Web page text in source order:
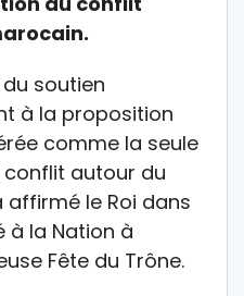
soutien
à la proposition
comme la seule
autour du
affirmé le Roi dans
à la Nation à
Fête du Trône.